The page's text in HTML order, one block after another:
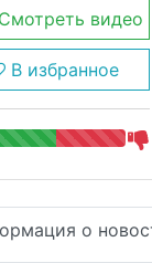
Смотреть видео
В избранное
о